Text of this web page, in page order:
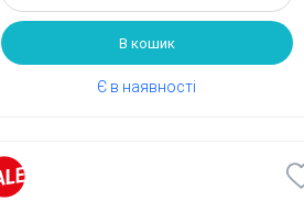
В кошик
Є в наявності